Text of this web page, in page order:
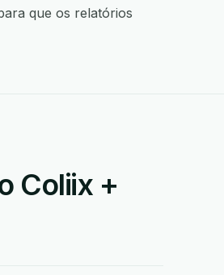
que os relatórios
Coliix +